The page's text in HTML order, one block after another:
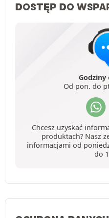
DOSTĘP DO
Od pon. do
Chcesz uzyskać
produktach? Nasz
informacjami od
do